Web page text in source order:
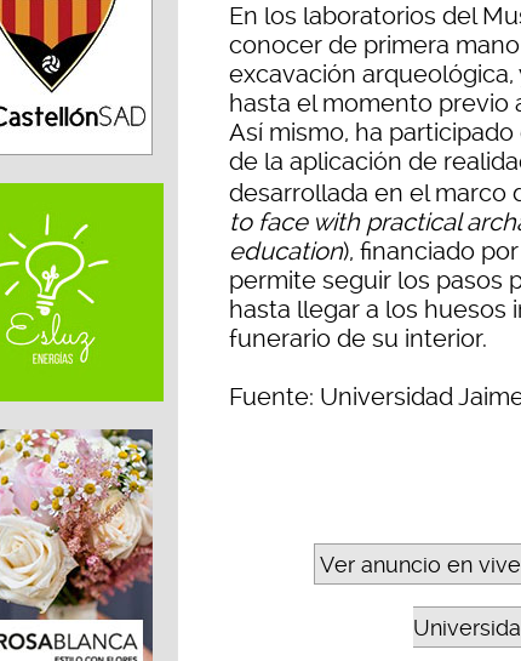
En los laboratorios del
conocer de primera
excavación
hasta el momento previo
Así mismo, ha
de la aplicación de
desarrollada en el marco
to face with practical
education), financiado
permite seguir los pasos
hasta llegar a los huesos
funerario de su interior.
Fuente: Universidad
Ver anuncio en